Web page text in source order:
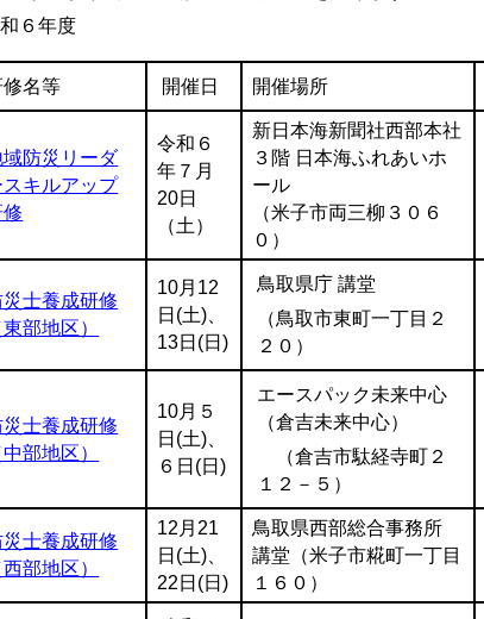
６年度
修名等 開催日 開催場所
域防災リーダ
スキルアップ
令和６
年７月
20日
（土）
新日本海新聞社西部本社
３階 日本海ふれあいホ
ール
（米子市両三柳３０６
０）
災士養成研修
部地区）
10月12
日(土)、
13日(日)
鳥取県庁 講堂
（鳥取市東町一丁目２
２０）
災士養成研修
部地区）
10月５
日(土)、
６日(日)
エースパック未来中心
（倉吉未来中心）
（倉吉市駄経寺町２
１２－５）
災士養成研修
部地区）
12月21
日(土)、
22日(日)
鳥取県西部総合事務所
講堂（米子市糀町一丁目
１６０）